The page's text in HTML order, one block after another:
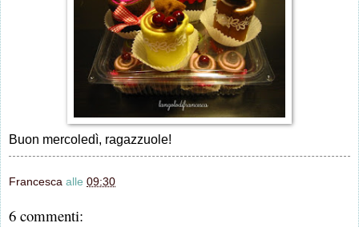
Buon mercoledì, ragazzuole!
Francesca alle 09:30
6 commenti: